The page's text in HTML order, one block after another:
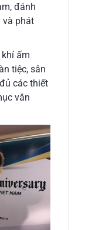
đánh
và phát
ấm
tiệc, sân
các thiết
văn